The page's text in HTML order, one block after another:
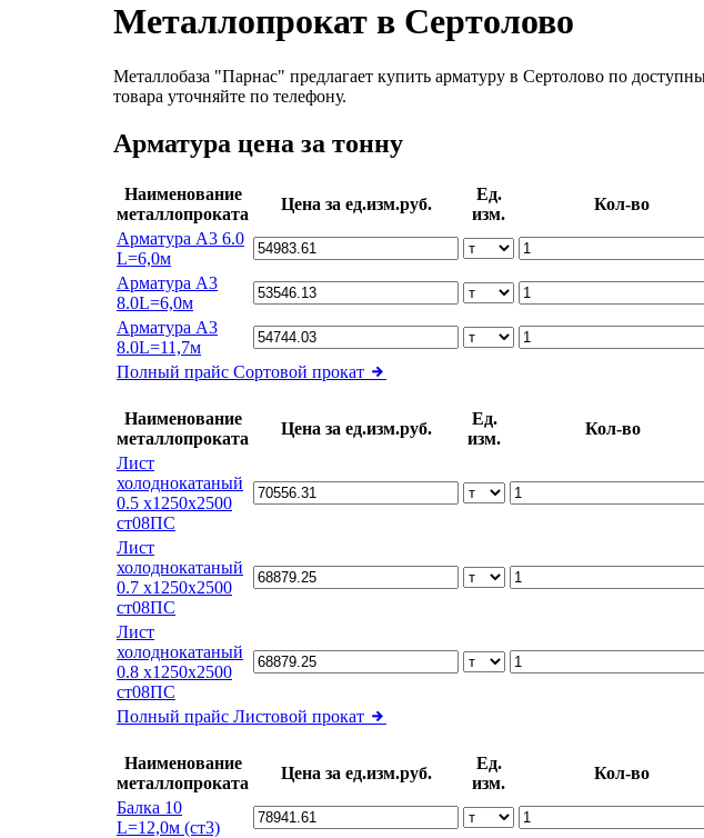
Металлопрокат в Сертолово
Металлобаза "Парнас" предлагает купить арматуру в Сертолово по
товара уточняйте по телефону.
Арматура цена за тонну
Наименование
металлопроката
Цена за ед.изм.руб.
Ед.
изм.
Кол-во
Арматура А3 6.0
L=6,0м
Арматура А3
8.0L=6,0м
Арматура А3
8.0L=11,7м
Полный прайс Сортовой прокат
Наименование
металлопроката
Цена за ед.изм.руб.
Ед.
изм.
Кол-во
Лист
холоднокатаный
0.5 х1250х2500
ст08ПС
Лист
холоднокатаный
0.7 х1250х2500
ст08ПС
Лист
холоднокатаный
0.8 х1250х2500
ст08ПС
Полный прайс Листовой прокат
Наименование
металлопроката
Цена за ед.изм.руб.
Ед.
изм.
Кол-во
Балка 10
L=12,0м (ст3)